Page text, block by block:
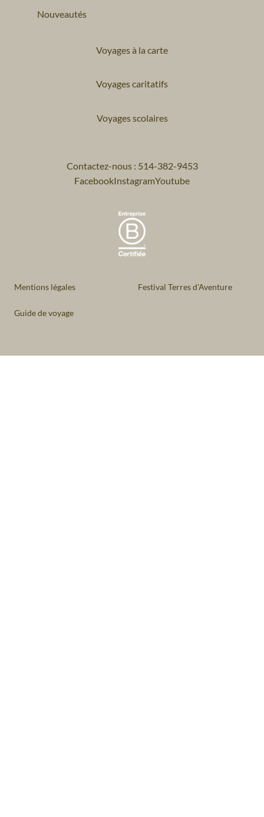
Nouveautés
Voyages à la carte
Voyages caritatifs
Voyages scolaires
Contactez-nous : 514-382-9453
FacebookInstagramYoutube
Mentions légales Festival Terres d'Aventure
Guide de voyage